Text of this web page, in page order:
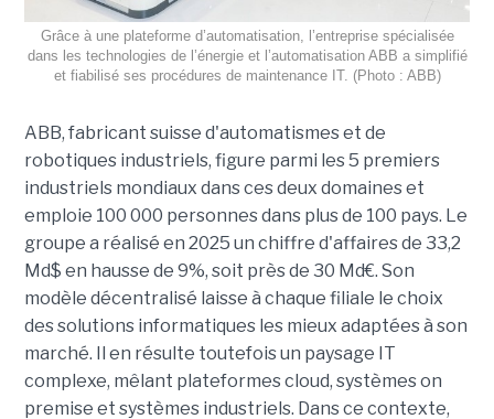
Grâce à une plateforme d’automatisation, l’entreprise spécialisée
dans les technologies de l’énergie et l’automatisation ABB a simplifié
et fiabilisé ses procédures de maintenance IT. (Photo : ABB)
ABB, fabricant suisse d'automatismes et de
robotiques industriels, figure parmi les 5 premiers
industriels mondiaux dans ces deux domaines et
emploie 100 000 personnes dans plus de 100 pays. Le
groupe a réalisé en 2025 un chiffre d'affaires de 33,2
Md$ en hausse de 9%, soit près de 30 Md€. Son
modèle décentralisé laisse à chaque filiale le choix
des solutions informatiques les mieux adaptées à son
marché. Il en résulte toutefois un paysage IT
complexe, mêlant plateformes cloud, systèmes on
premise et systèmes industriels. Dans ce contexte,